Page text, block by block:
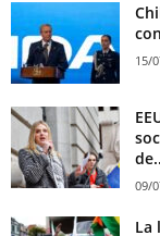
15/
09/
La